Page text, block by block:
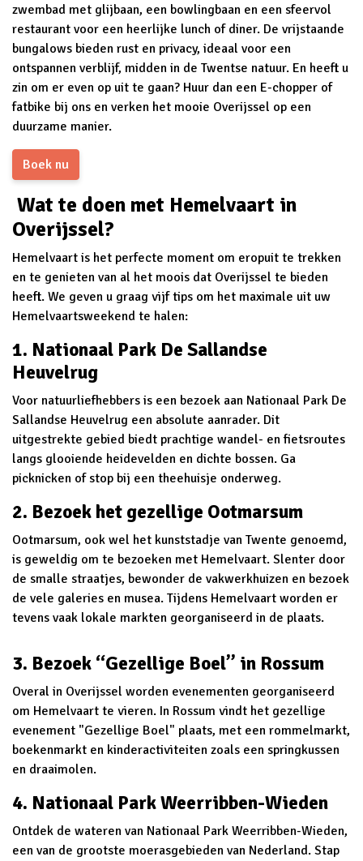
zwembad met glijbaan, een bowlingbaan en een sfeervol
restaurant voor een heerlijke lunch of diner. De vrijstaande
bungalows bieden rust en privacy, ideaal voor een
ontspannen verblijf, midden in de Twentse natuur. En heeft u
zin om er even op uit te gaan? Huur dan een E-chopper of
fatbike bij ons en verken het mooie Overijssel op een
duurzame manier.
Boek nu
Wat te doen met Hemelvaart in
Overijssel?
Hemelvaart is het perfecte moment om eropuit te trekken
en te genieten van al het moois dat Overijssel te bieden
heeft. We geven u graag vijf tips om het maximale uit uw
Hemelvaartsweekend te halen:
1. Nationaal Park De Sallandse
Heuvelrug
Voor natuurliefhebbers is een bezoek aan Nationaal Park De
Sallandse Heuvelrug een absolute aanrader. Dit
uitgestrekte gebied biedt prachtige wandel- en fietsroutes
langs glooiende heidevelden en dichte bossen. Ga
picknicken of stop bij een theehuisje onderweg.
2. Bezoek het gezellige Ootmarsum
Ootmarsum, ook wel het kunststadje van Twente genoemd,
is geweldig om te bezoeken met Hemelvaart. Slenter door
de smalle straatjes, bewonder de vakwerkhuizen en bezoek
de vele galeries en musea. Tijdens Hemelvaart worden er
tevens vaak lokale markten georganiseerd in de plaats.
3. Bezoek “Gezellige Boel” in Rossum
Overal in Overijssel worden evenementen georganiseerd
om Hemelvaart te vieren. In Rossum vindt het gezellige
evenement "Gezellige Boel" plaats, met een rommelmarkt,
boekenmarkt en kinderactiviteiten zoals een springkussen
en draaimolen.
4. Nationaal Park Weerribben-Wieden
Ontdek de wateren van Nationaal Park Weerribben-Wieden,
een van de grootste moerasgebieden van Nederland. Stap